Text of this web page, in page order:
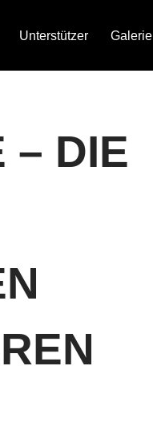
Unterstützer Galerie
– DIE